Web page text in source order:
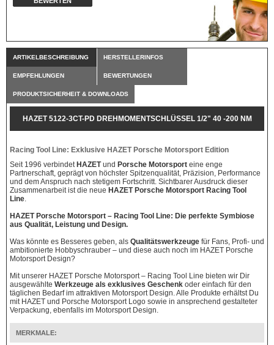
ARTIKELBESCHREIBUNG HERSTELLERINFOS
EMPFEHLUNGEN BEWERTUNGEN
PRODUKTSICHERHEIT & DOWNLOADS
HAZET 5122-3CT-PD DREHMOMENTSCHLÜSSEL 1/2" 40 -200 NM
Racing Tool Line: Exklusive HAZET Porsche Motorsport Edition
Seit 1996 verbindet HAZETund Porsche Motorsport eine enge
Partnerschaft, geprägt von höchster Spitzenqualität, Präzision, Performance
und dem Anspruch nach stetigem Fortschritt. Sichtbarer Ausdruck dieser
Zusammenarbeit ist die neue HAZET Porsche Motorsport Racing Tool
Line.
HAZET Porsche Motorsport – Racing Tool Line: Die perfekte Symbiose
aus Qualität, Leistung und Design.
Was könnte es Besseres geben, als Qualitätswerkzeuge für Fans, Profi- und
ambitionierte Hobbyschrauber – und diese auch noch im HAZET Porsche
Motorsport Design?
Mit unserer HAZET Porsche Motorsport – Racing Tool Line bieten wir Dir
ausgewählte Werkzeuge als exklusives Geschenk oder einfach für den
täglichen Bedarf im attraktiven Motorsport Design. Alle Produkte erhältst Du
mit HAZET und Porsche Motorsport Logo sowie in ansprechend gestalteter
Verpackung, ebenfalls im Motorsport Design.
MERKMALE: